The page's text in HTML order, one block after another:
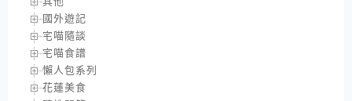
國外遊記
宅喵隨談
宅喵食譜
懶人包系列
花蓮美食